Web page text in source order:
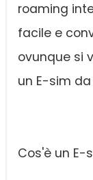
roaming
facile e
ovunque si
un E-sim da
Cos'è un E-